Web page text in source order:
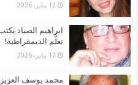
12 يناير، 2026
ابراهيم الصياد
تعلُّم الديمقراطية!
12 يناير، 2026
محمد يوسف